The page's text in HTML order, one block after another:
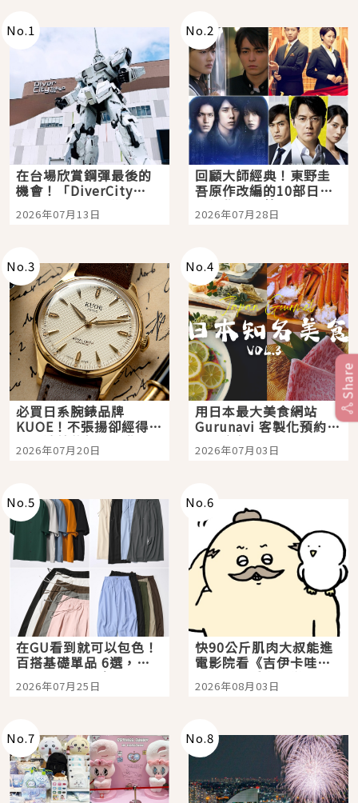
No.1
在台場欣賞鋼彈最後的
機會！「DiverCity
Tokyo Plaza」搭船、
購物、美食及夜景，一
2026年07月13日
No.2
回顧大師經典！東野圭
吾原作改編的10部日本
影視作品推薦
2026年07月28日
No.3
必買日系腕錶品牌
KUOE！不張揚卻經得起
時間洗鍊的經典之作五
選
2026年07月20日
No.4
用日本最大美食網站
Gurunavi 客製化預約九
大都市餐廳，打造專屬
美食體驗！
2026年07月03日
No.5
在GU看到就可以包色！
百搭基礎單品 6選，閉
眼全收也不心疼
2026年07月25日
No.6
快90公斤肌肉大叔能進
電影院看《吉伊卡哇》
嗎？日本重金屬樂團
「打首」會長與nagano
2026年08月03日
No.7 No.8
Share